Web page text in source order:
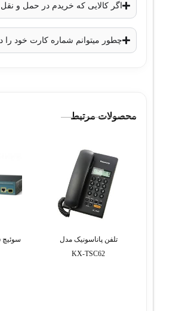
اگر کالایی که خریدم در حمل و
چطور میتوانم شماره کارت خود را
محصولات مرتبط
تلفن پاناسونیک مدل
KX-TSC62